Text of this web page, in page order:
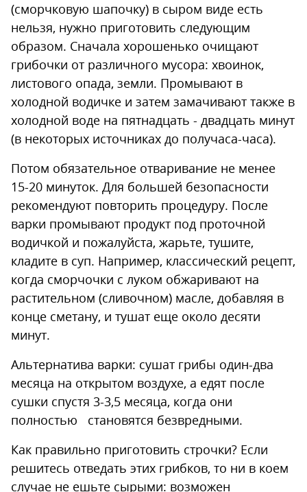
(сморчковую шапочку) в сыром виде есть
нельзя, нужно приготовить следующим
образом. Сначала хорошенько очищают
грибочки от различного мусора: хвоинок,
листового опада, земли. Промывают в
холодной водичке и затем замачивают также в
холодной воде на пятнадцать - двадцать минут
(в некоторых источниках до получаса-часа).
Потом обязательное отваривание не менее
15-20 минуток. Для большей безопасности
рекомендуют повторить процедуру. После
варки промывают продукт под проточной
водичкой и пожалуйста, жарьте, тушите,
кладите в суп. Например, классический рецепт,
когда сморчочки с луком обжаривают на
растительном (сливочном) масле, добавляя в
конце сметану, и тушат еще около десяти
минут.
Альтернатива варки: сушат грибы один-два
месяца на открытом воздухе, а едят после
сушки спустя 3-3,5 месяца, когда они
полностью становятся безвредными.
Как правильно приготовить строчки? Если
решитесь отведать этих грибков, то ни в коем
случае не ешьте сырыми: возможен